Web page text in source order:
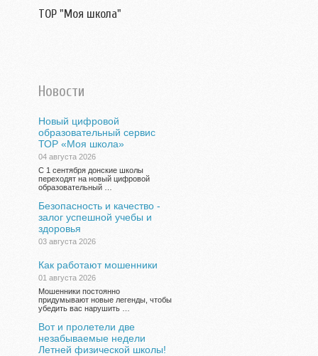
ТОР "Моя школа"
Новости
Новый цифровой
образовательный сервис
ТОР «Моя школа»
04 августа 2026
С 1 сентября донские школы
переходят на новый цифровой
образовательный …
Безопасность и качество -
залог успешной учебы и
здоровья
03 августа 2026
Как работают мошенники
01 августа 2026
Мошенники постоянно
придумывают новые легенды, чтобы
убедить вас нарушить …
Вот и пролетели две
незабываемые недели
Летней физической школы!